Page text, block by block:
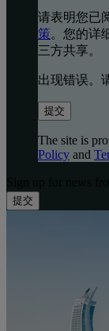
请表明您已
策。您的详
三方共享。
出现错误。
提交
The site is
Policy and
提交